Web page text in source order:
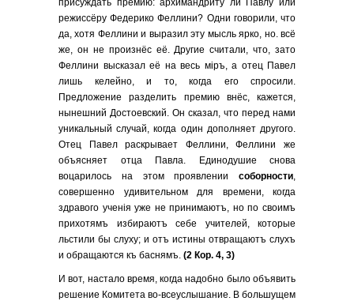
присуждать премию: архимандриту ли Павлу или
режиссёру Федерико Феллини? Одни говорили, что
да, хотя Феллини и выразил эту мысль ярко, но. всё
же, он не произнёс её. Другие считали, что, зато
Феллини высказал её на весь мiръ, а отец Павел
лишь келейно, и то, когда его спросили.
Предложение разделить премию внёс, кажется,
нынешний Достоевский. Он сказал, что перед нами
уникальный случай, когда один дополняет другого.
Отец Павел раскрывает Феллини, Феллини же
объясняет отца Павла. Единодушие снова
воцарилось на этом проявлении соборности,
совершенно удивительном для времени, когда
здравого ученiя уже не принимаютъ, но по своимъ
прихотямъ избираютъ себе учителей, которые
льстили бы слуху; и отъ истины отвращаютъ слухъ
и обращаются къ баснямъ. (2 Кор. 4, 3)
И вот, настало время, когда надобно было объявить
решение Комитета во-всеуслышание. В большущем